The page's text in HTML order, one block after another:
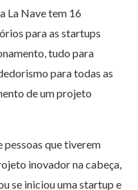
La Nave tem 16
para as startups
tudo para
para todas as
de um projeto
pessoas que tiverem
inovador na cabeça,
se iniciou uma startup e